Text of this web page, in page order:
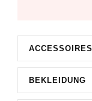
ACCESSOIRES
BEKLEIDUNG